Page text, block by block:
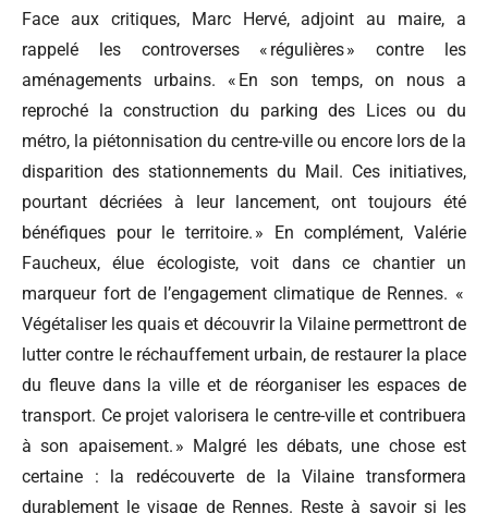
Face aux critiques, Marc Hervé, adjoint au maire, a
rappelé les controverses « régulières » contre les
aménagements urbains. « En son temps, on nous a
reproché la construction du parking des Lices ou du
métro, la piétonnisation du centre-ville ou encore lors de la
disparition des stationnements du Mail. Ces initiatives,
pourtant décriées à leur lancement, ont toujours été
bénéfiques pour le territoire. » En complément, Valérie
Faucheux, élue écologiste, voit dans ce chantier un
marqueur fort de l’engagement climatique de Rennes. «
Végétaliser les quais et découvrir la Vilaine permettront de
lutter contre le réchauffement urbain, de restaurer la place
du fleuve dans la ville et de réorganiser les espaces de
transport. Ce projet valorisera le centre-ville et contribuera
à son apaisement. » Malgré les débats, une chose est
certaine : la redécouverte de la Vilaine transformera
durablement le visage de Rennes. Reste à savoir si les